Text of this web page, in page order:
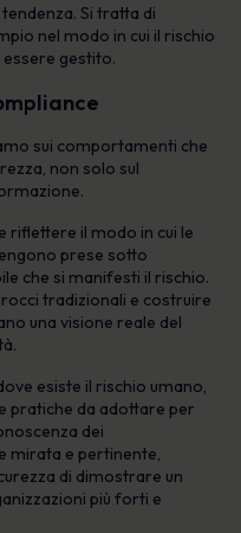
Si tratta di
nel modo in cui il rischio
gestito.
sui comportamenti che
non solo sul
riflettere il modo in cui le
prese sotto
che si manifesti il rischio.
tradizionali e costruire
una visione reale del
esiste il rischio umano,
pratiche da adottare per
dei
mirata e pertinente,
di dimostrare un
più forti e